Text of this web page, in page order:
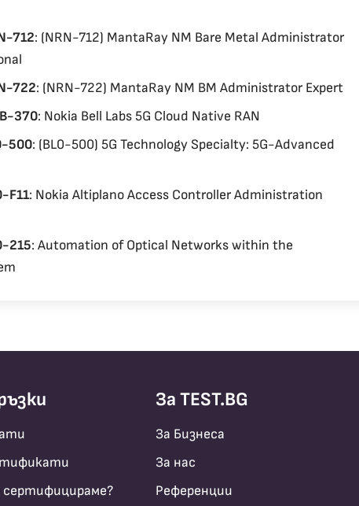
712: (NRN-712) MantaRay NM Bare Metal Administrator
722: (NRN-722) MantaRay NM BM Administrator Expert
370: Nokia Bell Labs 5G Cloud Native RAN
500: (BL0-500) 5G Technology Specialty: 5G-Advanced
F11: Nokia Altiplano Access Controller Administration
215: Automation of Optical Networks within the
сертифицираме?
За TEST.BG
За Бизнеса
За нас
Референции